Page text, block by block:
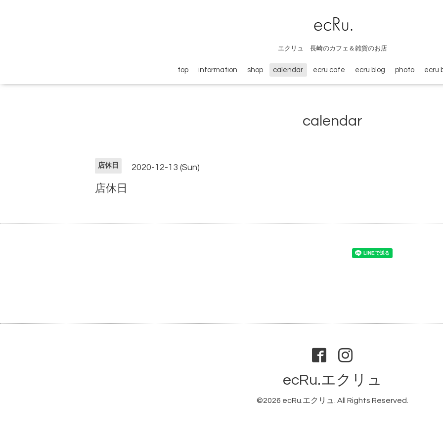
エクリュ 長崎のカフェ＆雑貨のお店
top information shop calendar ecru cafe ecru blog photo ecru
calendar
店休日 2020-12-13 (Sun)
店休日
ecRu.エクリュ
©2026 ecRu.エクリュ . All Rights Reserved.